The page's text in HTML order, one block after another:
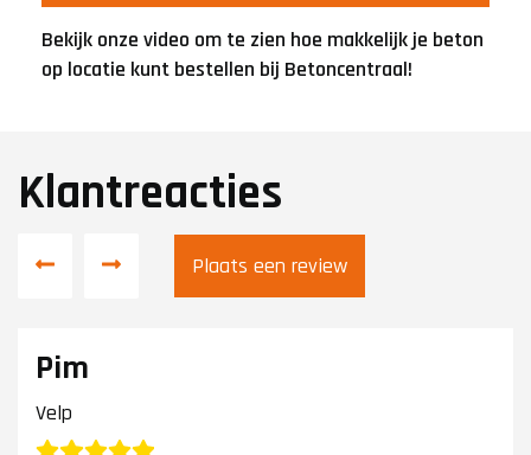
Bekijk onze video om te zien hoe makkelijk je beton
op locatie kunt bestellen bij Betoncentraal!
Klantreacties
Pim
Velp
Plaats een review